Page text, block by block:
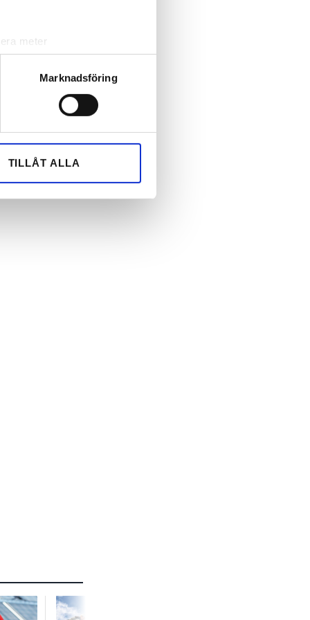
meter
. Du kan ändra
information från din enhet
kombinera informationen
Marknadsföring
TILLÅT ALLA